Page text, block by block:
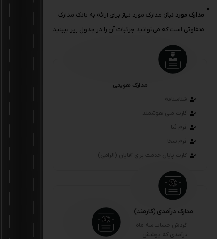
مدارک مورد نیاز: مدارک مورد نیاز برای ارائه به بانک مدارک
متفاوتی است که می‌توانید جزئیات آن را در جدول زیر ببینید:
مدارک هویتی
شناسنامه
کارت ملی هوشمند
فرم ثنا
فرم سخا
کارت پایان خدمت برای آقایان (الزامی)
مدارک درآمدی (کارمند)
گردش حساب سه ماه
درآمدی که پوشش